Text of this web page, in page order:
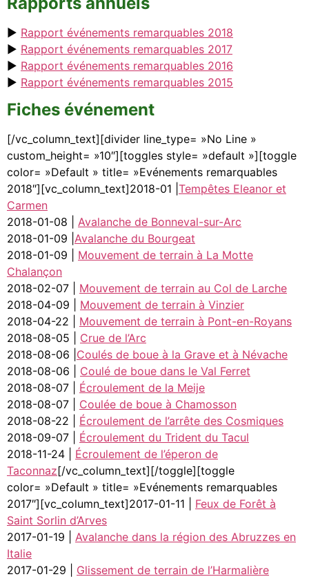
► Rapport événements remarquables 2018
► Rapport événements remarquables 2017
► Rapport événements remarquables 2016
► Rapport événements remarquables 2015
Fiches événement
[/vc_column_text][divider line_type= »No Line »
custom_height= »10″][toggles style= »default »][toggle
color= »Default » title= »Evénements remarquables
2018″][vc_column_text]2018-01 | Tempêtes Eleanor et
Carmen
2018-01-08 | Avalanche de Bonneval-sur-Arc
2018-01-09 | Avalanche du Bourgeat
2018-01-09 | Mouvement de terrain à La Motte
Chalançon
2018-02-07 | Mouvement de terrain au Col de Larche
2018-04-09 | Mouvement de terrain à Vinzier
2018-04-22 | Mouvement de terrain à Pont-en-Royans
2018-08-05 | Crue de l’Arc
2018-08-06 | Coulés de boue à la Grave et à Névache
2018-08-06 | Coulé de boue dans le Val Ferret
2018-08-07 | Écroulement de la Meije
2018-08-07 | Coulée de boue à Chamosson
2018-08-22 | Écroulement de l’arrête des Cosmiques
2018-09-07 | Écroulement du Trident du Tacul
2018-11-24 | Écroulement de l’éperon de
Taconnaz[/vc_column_text][/toggle][toggle
color= »Default » title= »Evénements remarquables
2017″][vc_column_text]2017-01-11 | Feux de Forêt à
Saint Sorlin d’Arves
2017-01-19 | Avalanche dans la région des Abruzzes en
Italie
2017-01-29 | Glissement de terrain de l’Harmalière